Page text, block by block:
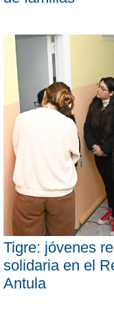
Tigre: jóvenes
solidaria en el
Antula